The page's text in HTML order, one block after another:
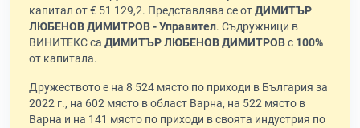
капитал от € 51 129,2. Представлява се отДИМИТЪР
ЛЮБЕНОВ ДИМИТРОВ - Управител. Съдружници в
ВИНИТЕКС са ДИМИТЪР ЛЮБЕНОВ ДИМИТРОВс 100%
от капитала.
Дружеството е на 8 524 място по приходи в България за
2022 г., на 602 място в област Варна, на 522 място в
Варна и на 141 място по приходи в своята индустрия по